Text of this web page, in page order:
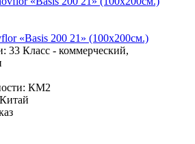
«Basis 200 21» (100х200см.)
33 Класс - коммерческий,
КМ2
Китай